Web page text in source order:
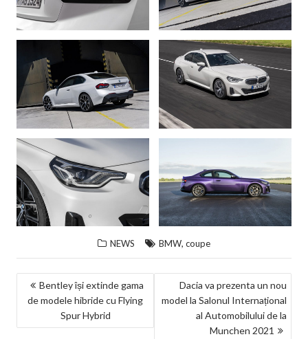
NEWS BMW, coupe
NAVIGARE
ÎN
ARTICOLE
Bentley își extinde gama
de modele hibride cu Flying
Spur Hybrid
Dacia va prezenta un nou
model la Salonul Internațional
al Automobilului de la
Munchen 2021